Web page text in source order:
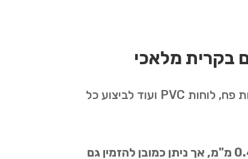
בקרית מלאכי
אנו מחזיקים בצוותים להקמה מהירה בפריסה ארצית וכן במלאי זמין גדול של לוחות איסכורית, לוחות פח, לוחות PVC ועוד לביצוע כל
מרבית הלוחות והפחים מגיעים במידות סטנדרטיות של 1 מטר רוחב על 2 מטר גובה ובעובי של 0.45 מ"מ, אך ניתן כמובן להזמין גם